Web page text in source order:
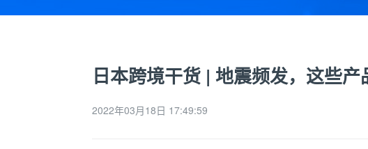
日本跨境干货 | 地震频发，这些产
2022年03月18日 17:49:59